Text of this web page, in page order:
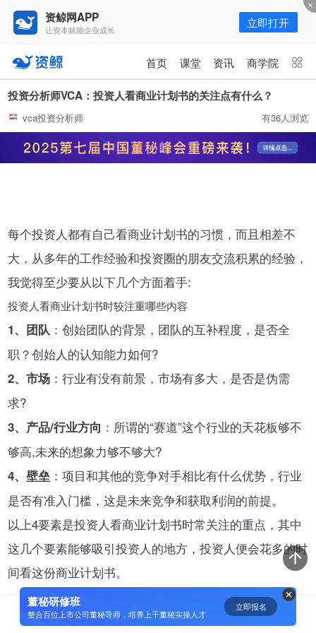
资鲸网APP
让资本赋能企业成长 立即打开
首页 课堂 资讯 商学院
资讯 课堂 直播 商学院
报告 行业峰会
为你推荐
资鲸精选 | 又来一头独角兽！全球
排名第一，年营收170亿，业绩增
速堪称疯狂！
10-16
创板”
11-07
短视频用户规模超2.4亿 商业模式
仍处于探索当中
07-24
腾讯与马化腾：腾讯五虎是如何分
配股权的
08-01
资鲸精选 | IPO并购案例深度解读-
从富士康、明匠智能、Daintree说
09-14
投资分析师VCA：投资人看商业计划书的关注点有什么？
vca投资分析师 有36人浏览
每个投资人都有自己看商业计划书的习惯，而且相差不
大，从多年的工作经验和投资圈的朋友交流积累的经验，
我觉得至少要从以下几个方面着手:
投资人看商业计划书时较注重哪些内容
1、团队 ：创始团队的背景，团队的互补程度，是否全
职？创始人的认知能力如何?
2、市场 ：行业有没有前景，市场有多大，是否是伪需
求?
3、产品/行业方向 ：所谓的“赛道”这个行业的天花板够不
够高,未来的想象力够不够大?
4、壁垒 ：项目和其他的竞争对手相比有什么优势，行业
是否有准入门槛，这是未来竞争和获取利润的前提。
以上4要素是投资人看商业计划书时常关注的重点，其中
这几个要素能够吸引投资人的地方，投资人便会花多的时
间看这份商业计划书。
董秘研修班
整合百位上市公司董秘导师，培养上千董秘实操人才
立即报名